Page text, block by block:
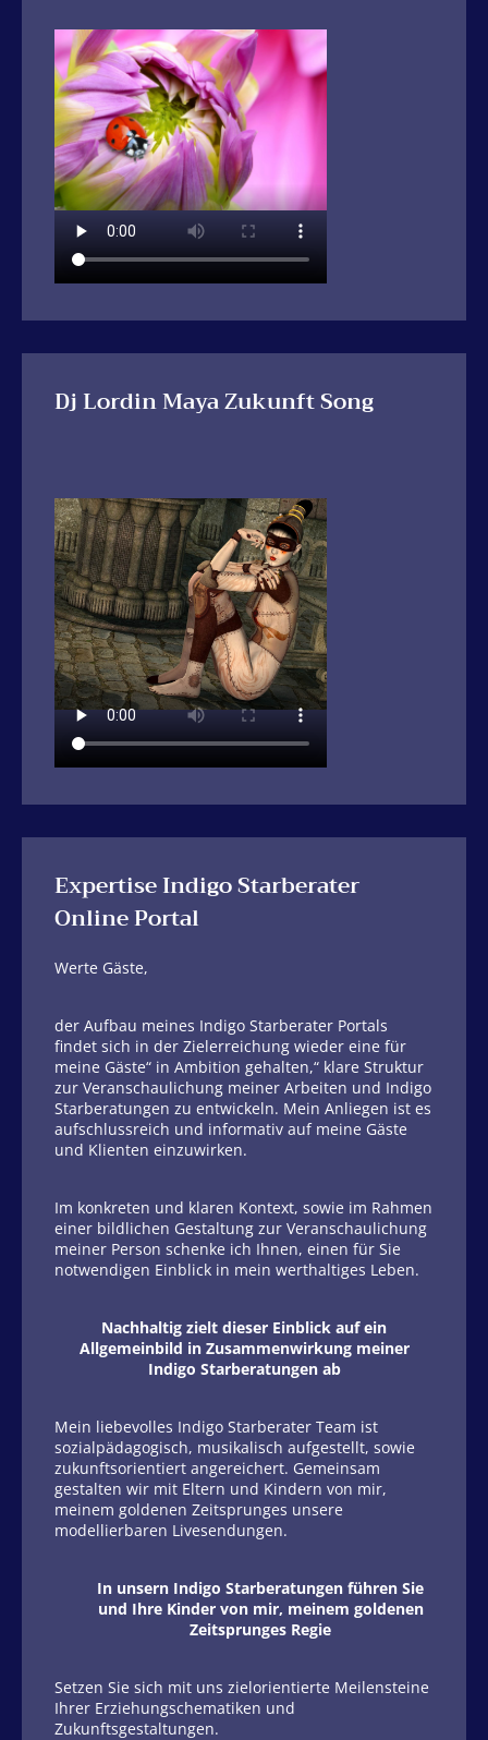
Dj Lordin Maya Zukunft Song
Expertise Indigo Starberater
Online Portal
Werte Gäste,
der Aufbau meines Indigo Starberater Portals
findet sich in der Zielerreichung wieder eine für
meine Gäste“ in Ambition gehalten,“ klare Struktur
zur Veranschaulichung meiner Arbeiten und Indigo
Starberatungen zu entwickeln. Mein Anliegen ist es
aufschlussreich und informativ auf meine Gäste
und Klienten einzuwirken.
Im konkreten und klaren Kontext, sowie im Rahmen
einer bildlichen Gestaltung zur Veranschaulichung
meiner Person schenke ich Ihnen, einen für Sie
notwendigen Einblick in mein werthaltiges Leben.
Nachhaltig zielt dieser Einblick auf ein
Allgemeinbild in Zusammenwirkung meiner
Indigo Starberatungen ab
Mein liebevolles Indigo Starberater Team ist
sozialpädagogisch, musikalisch aufgestellt, sowie
zukunftsorientiert angereichert. Gemeinsam
gestalten wir mit Eltern und Kindern von mir,
meinem goldenen Zeitsprunges unsere
modellierbaren Livesendungen.
In unsern Indigo Starberatungen führen Sie
und Ihre Kinder von mir, meinem goldenen
Zeitsprunges Regie
Setzen Sie sich mit uns zielorientierte Meilensteine
Ihrer Erziehungschematiken und
Zukunftsgestaltungen.